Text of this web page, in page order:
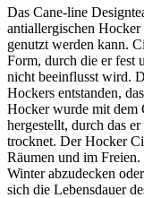
Das Cane-line
antiallergischen
genutzt werden kann.
Form, durch die er fest
nicht beeinflusst wird.
Hockers entstanden,
Hocker wurde mit
hergestellt, durch das
trocknet. Der Hocker
Räumen und im
Winter abzudecken
sich die Lebensdauer